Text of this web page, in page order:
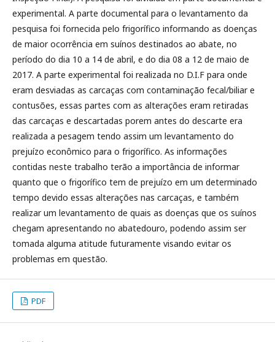
experimental. A parte documental para o levantamento da
pesquisa foi fornecida pelo frigorífico informando as doenças
de maior ocorrência em suínos destinados ao abate, no
período do dia 10 a 14 de abril, e do dia 08 a 12 de maio de
2017. A parte experimental foi realizada no D.I.F para onde
eram desviadas as carcaças com contaminação fecal/biliar e
contusões, essas partes com as alterações eram retiradas
das carcaças e descartadas porem antes do descarte era
realizada a pesagem tendo assim um levantamento do
prejuízo econômico para o frigorífico. As informações
contidas neste trabalho terão a importância de informar
quanto que o frigorífico tem de prejuízo em um determinado
tempo devido essas alterações nas carcaças, e também
realizar um levantamento de quais as doenças que os suínos
chegam apresentando no abatedouro, podendo assim ser
tomada alguma atitude futuramente visando evitar os
problemas em questão.
PDF